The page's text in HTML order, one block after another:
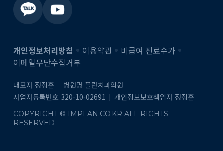
개인정보처리방침 이용약관
비급여 진료수가
이메일무단수집거부
대표자 정정훈
병원명 플란치과의원
사업자등록번호 320-10-02691
개인정보보호책임자 정정훈
COPYRIGHT © IMPLAN.CO.KR ALL RIGHTS
RESERVED